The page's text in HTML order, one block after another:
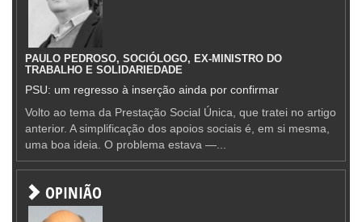
PAULO PEDROSO, SOCIÓLOGO, EX-MINISTRO DO
TRABALHO E SOLIDARIEDADE
PSU: um regresso à inserção ainda por confirmar
Volto ao tema da Prestação Social Única, que tratei no artigo
anterior. A simplificação dos apoios sociais é, em si mesma,
uma boa ideia. O problema estava —...
OPINIÃO